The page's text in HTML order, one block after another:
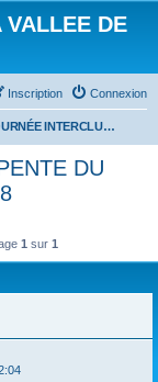
DE
Connexion
Inscription
JOURNÉE INTERCLUB VOL DE PENTE DU DIMANCHE 16 SEPTEMBRE 2018
DU
1 sur 1